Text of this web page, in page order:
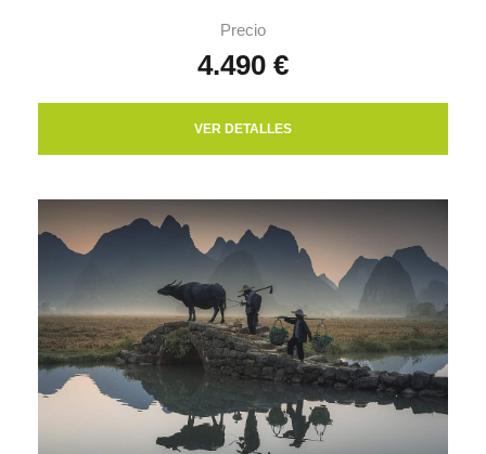
Precio
4.490 €
VER DETALLES